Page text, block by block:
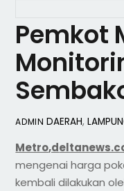
Pemkot
ADMIN DAERAH,
Metro,d
mengenai harga
kembali dilakukan